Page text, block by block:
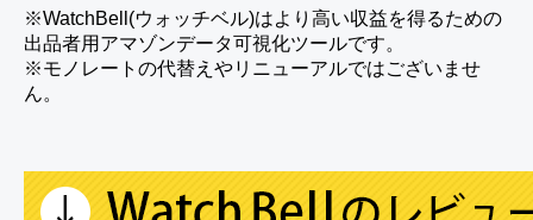
※WatchBell(ウォッチベル)はより高い収益を得るための
出品者用アマゾンデータ可視化ツールです。
※モノレートの代替えやリニューアルではございませ
ん。